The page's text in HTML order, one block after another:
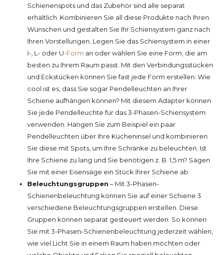
Schienenspots und das Zubehör sind alle separat
erhältlich. Kombinieren Sie all diese Produkte nach Ihren
Wünschen und gestalten Sie Ihr Schiensystem ganz nach
Ihren Vorstellungen. Legen Sie das Schiensystem in einer
I-, L- oder U-Form an oder wählen Sie eine Form, die am
besten zu Ihrem Raum passt. Mit den Verbindungsstücken
und Eckstücken können Sie fast jede Form erstellen. Wie
cool ist es, dass Sie sogar Pendelleuchten an Ihrer
Schiene aufhängen können? Mit diesem Adapter können
Sie jede Pendelleuchte für das 3-Phasen-Schiensystem
verwenden. Hängen Sie zum Beispiel ein paar
Pendelleuchten über Ihre Kücheninsel und kombinieren
Sie diese mit Spots, um Ihre Schränke zu beleuchten. Ist
Ihre Schiene zu lang und Sie benötigen z. B. 1,5 m? Sägen
Sie mit einer Eisensäge ein Stück Ihrer Schiene ab.
Beleuchtungsgruppen – Mit 3-Phasen-
Schienenbeleuchtung können Sie auf einer Schiene 3
verschiedene Beleuchtungsgruppen erstellen. Diese
Gruppen können separat gesteuert werden. So können
Sie mit 3-Phasen-Schienenbeleuchtung jederzeit wählen,
wie viel Licht Sie in einem Raum haben möchten oder